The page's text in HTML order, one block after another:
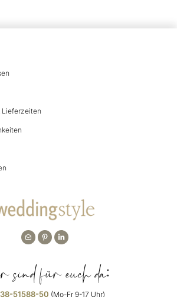
Lieferzeiten
sind für euch da:
51588-50 (Mo-Fr 9-17 Uhr)